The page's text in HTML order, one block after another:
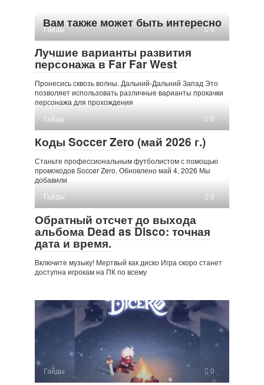
Вам также может быть интересно
Гайды 0
Лучшие варианты развития
персонажа в Far Far West
Пронесись сквозь волны. Дальний-Дальний Запад Это
позволяет использовать различные варианты прокачки
персонажа для прохождения
Гайды
0
Коды Soccer Zero (май 2026 г.)
Станьте профессиональным футболистом с помощью
промокодов Soccer Zero. Обновлено май 4, 2026 Мы
добавили
Гайды
0
Обратный отсчет до выхода
альбома Dead as Disco: точная
дата и время.
Включите музыку! Мертвый как диско Игра скоро станет
доступна игрокам на ПК по всему
Гайды 0